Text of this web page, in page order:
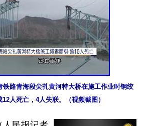
铁路青海段尖扎黄河特大桥在施工作业时钢绞
人死亡，4人失联。（视频截图）